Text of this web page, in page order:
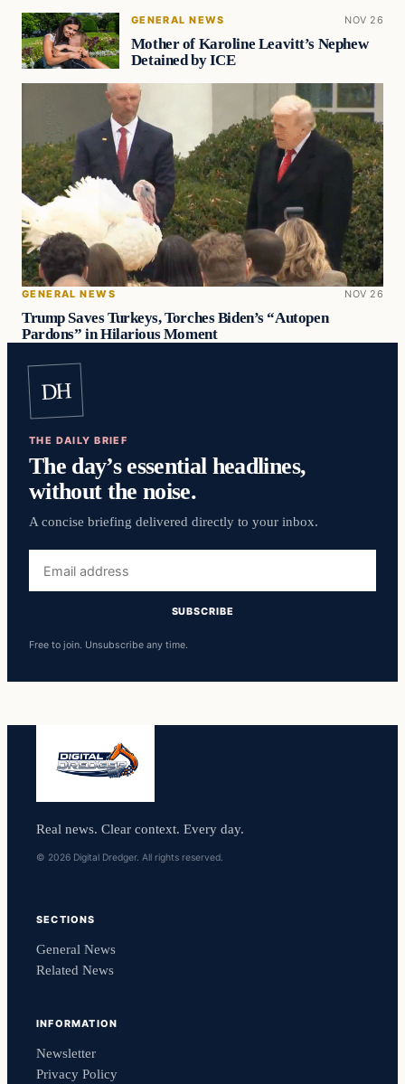
GENERAL NEWS NOV 26
Mother of Karoline Leavitt’s Nephew
Detained by ICE
GENERAL NEWS NOV 26
Trump Saves Turkeys, Torches Biden’s “Autopen
Pardons” in Hilarious Moment
DH
THE DAILY BRIEF
The day’s essential headlines,
without the noise.
A concise briefing delivered directly to your inbox.
address
SUBSCRIBE
Free to join. Unsubscribe any time.
Real news. Clear context. Every day.
© 2026 Digital Dredger. All rights reserved.
SECTIONS
General News
Related News
INFORMATION
Newsletter
Privacy Policy